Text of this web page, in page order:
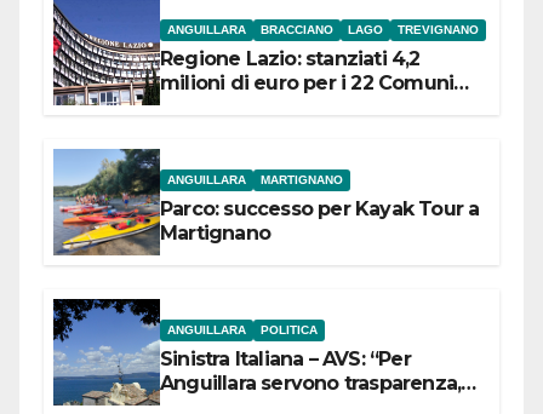
ANGUILLARA BRACCIANO LAGO TREVIGNANO
Regione Lazio: stanziati 4,2
milioni di euro per i 22 Comuni
ANGUILLARA MARTIGNANO
Parco: successo per Kayak Tour a
Martignano
ANGUILLARA POLITICA
Sinistra Italiana – AVS: “Per
Anguillara servono trasparenza,